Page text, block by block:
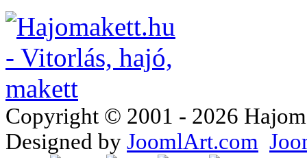
Copyright © 2001 - 2026
Designed by JoomlArt.com